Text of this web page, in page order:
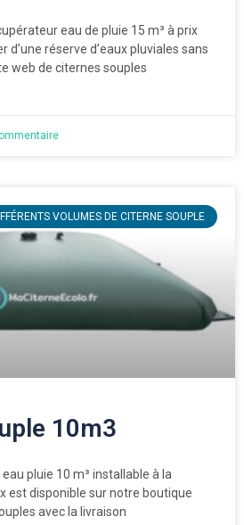
eau de pluie 15 m³ à prix
d’une réserve d’eaux pluviales sans
web de citernes souples
VOLUMES DE CITERNE SOUPLE
10m3
pluie 10 m³ installable à la
est disponible sur notre boutique
avec la livraison